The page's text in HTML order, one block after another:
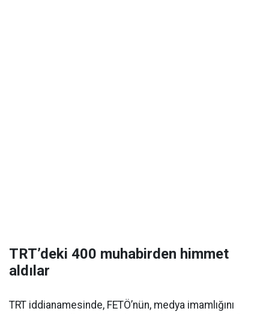
TRT’deki 400 muhabirden himmet
aldılar
TRT iddianamesinde, FETÖ’nün, medya imamlığını